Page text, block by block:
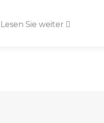
Lesen Sie weiter